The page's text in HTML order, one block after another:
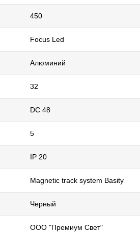
450
Focus Led
Алюминий
32
DC 48
5
IP 20
Magnetic track system Basity
Черный
ООО "Премиум Свет"